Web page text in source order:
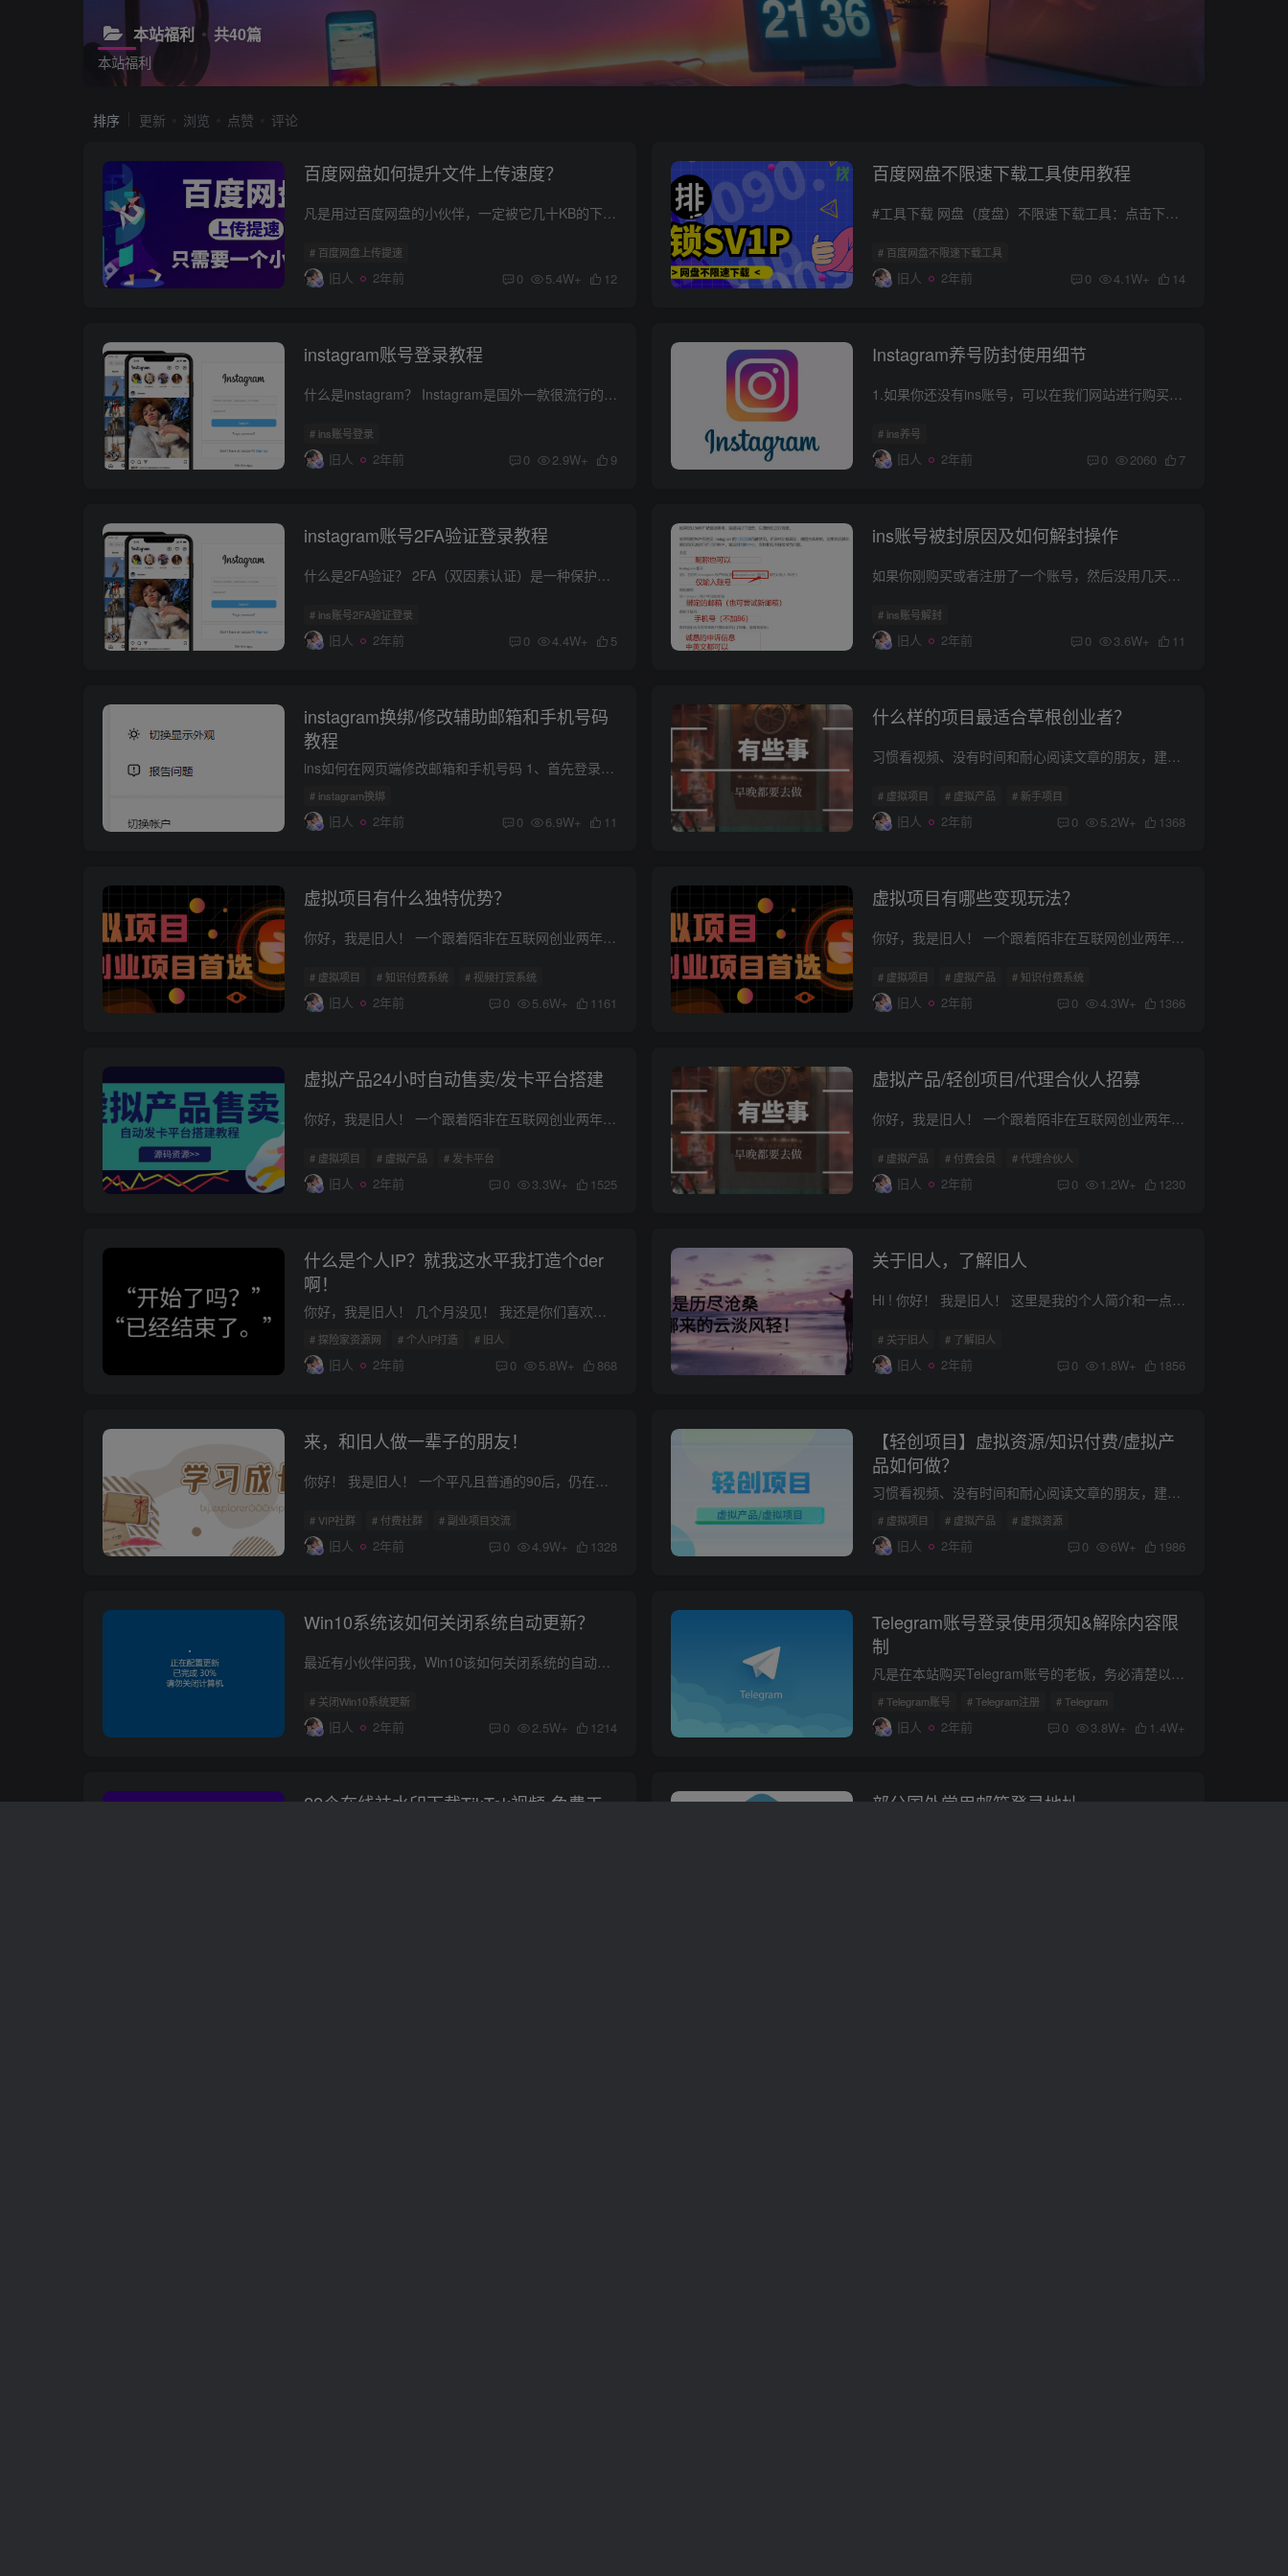
本站福利 共40篇
本站福利
排序 更新 浏览 点赞 评论
百度网盘如何提升文件上传速度？
凡是用过百度网盘的小伙伴，一定被它几十KB的下载速度折磨过，而且最无语的是，就算充了会员，传输速度升级，也只限于下载速度，上传速度不会变。 如果想要上传速度快，还要另寻他法。 大多数用...
# 百度网盘上传提速
旧人 2年前 0 5.4W+ 12
百度网盘不限速下载工具使用教程
#工具下载 网盘（度盘）不限速下载工具：点击下载 此工具仅支持Win电脑端。 #使用教程 1.将本站提供的工具下载完成后解压到本地，解压前先退出杀毒软件，切记。 2.此工具使用非常简单，解压完之...
# 百度网盘不限速下载工具
旧人 2年前 0 4.1W+ 14
instagram账号登录教程
什么是instagram？ Instagram是国外一款很流行的可以发照片和视频社交平台。 用户可以在手机上拍摄或上传图片和视频，然后添加滤镜、标签、文字和其他创意元素。人们可以对这些上传的视频或者照...
# ins账号登录
旧人 2年前 0 2.9W+ 9
Instagram养号防封使用细节
1.如果你还没有ins账号，可以在我们网站进行购买。请记住，ins风控比较严格，最好使用质量好的IP和设备进行登录，不要使用免费的线路，不要总是切换IP，最好稳定使用一条线路。 2.如果手机之前...
# ins养号
旧人 2年前 0 2060 7
instagram账号2FA验证登录教程
什么是2FA验证？ 2FA（双因素认证）是一种保护您在线账户安全的方法。它不仅仅需要您输入账号密码，还需要第二种身份验证方式。这就相当于你的第二个密码，国外的很多app账号差不多都采用了2FA...
# ins账号2FA验证登录
旧人 2年前 0 4.4W+ 5
ins账号被封原因及如何解封操作
如果你刚购买或者注册了一个账号，然后没用几天就被封号了，那想来一定是让人很不爽的。那么如何避免这种情况的出现呢，我们今天就来聊聊ins账号被封的几个原因，以及ins账号被封后该如何解封。...
# ins账号解封
旧人 2年前 0 3.6W+ 11
instagram换绑/修改辅助邮箱和手机号码
教程
ins如何在网页端修改邮箱和手机号码 1、首先登录网页版的instagram，如果你还没有ins账号，可以先在我们网站购买一个。 2、点击右下方的【设置】 3、点击在【账户中心查看详情】 4、点击【个人...
# instagram换绑
旧人 2年前 0 6.9W+ 11
什么样的项目最适合草根创业者？
习惯看视频、没有时间和耐心阅读文章的朋友，建议直接点击右上角的X！ 本文篇幅较长，但超级干货，句句都是一本正经的胡说八道，适合还在犹豫要不要搞钱的朋友阅读！ 你好，我是旧人！ 一个跟着...
# 虚拟项目 # 虚拟产品 # 新手项目
旧人 2年前 0 5.2W+ 1368
虚拟项目有什么独特优势？
你好，我是旧人！ 一个跟着陌非在互联网创业两年多、且毫无存在感的普通90后创业者。 新来的朋友！如果对我的文章感兴趣。 想对我以及我们的团队有个了解！可以先看一下我的个人介绍。 个人介绍...
# 虚拟项目 # 知识付费系统 # 视频打赏系统
旧人 2年前 0 5.6W+ 1161
虚拟项目有哪些变现玩法？
你好，我是旧人！ 一个跟着陌非在互联网创业两年多、且毫无存在感的普通90后创业者。 新来的朋友！如果对我的文章感兴趣。 想对我以及我们的团队有个了解！可以先看一下我的个人介绍。 个人介绍...
# 虚拟项目 # 虚拟产品 # 知识付费系统
旧人 2年前 0 4.3W+ 1366
虚拟产品24小时自动售卖/发卡平台搭建
你好，我是旧人！ 一个跟着陌非在互联网创业两年多、且毫无存在感的普通90后创业者。 新来的朋友！如果对我的文章感兴趣。 想对我以及我们的团队有个了解！可以先看一下我的个人介绍。 个人介绍...
# 虚拟项目 # 虚拟产品 # 发卡平台
旧人 2年前 0 3.3W+ 1525
虚拟产品/轻创项目/代理合伙人招募
你好，我是旧人！ 一个跟着陌非在互联网创业两年多、且毫无存在感的普通90后创业者。 新来的朋友！如果对我的文章感兴趣。 想对我以及我们的团队有个了解！可以先看一下我的个人介绍。 个人介绍...
# 虚拟产品 # 付费会员 # 代理合伙人
旧人 2年前 0 1.2W+ 1230
什么是个人IP？就我这水平我打造个der
啊！
你好，我是旧人！ 几个月没见！ 我还是你们喜欢的那个海外资源/魔法少女吗？ 做了这么久的海外业务，你们也只是知道我更新的教程很详细，做事很靠谱... 但平时因为比较忙，也没有跟你们多说过几...
# 探险家资源网 # 个人IP打造 # 旧人
旧人 2年前 0 5.8W+ 868
关于旧人，了解旧人
Hi ! 你好！ 我是旧人！ 这里是我的个人简介和一点个人经历。 旧人，一个互联网草根创业者，现混迹于海外资源/副业成长领域。 一个平凡且普通的90后，仍在路上不断探索，致力于有钱有闲有快乐，...
# 关于旧人 # 了解旧人
旧人 2年前 0 1.8W+ 1856
来，和旧人做一辈子的朋友！
你好！ 我是旧人！ 一个平凡且普通的90后，仍在路上不断探索，致力于有钱有闲有快乐，物质丰富和精神自由，至少要收获一个！ 有了这两年多的创业经历，也让我获取到了不少项目资源、人脉资源、...
# VIP社群 # 付费社群 # 副业项目交流
旧人 2年前 0 4.9W+ 1328
【轻创项目】虚拟资源/知识付费/虚拟产
品如何做？
习惯看视频、没有时间和耐心阅读文章的朋友，建议直接点击右上角的X！ 本文篇幅较长，但超级干货，句句都是一本正经的胡说八道，适合还在犹豫要不要搞钱的朋友阅读！ 你好，我是旧人！ 一个跟着...
# 虚拟项目 # 虚拟产品 # 虚拟资源
旧人 2年前 0 6W+ 1986
Win10系统该如何关闭系统自动更新？
最近有小伙伴问我，Win10该如何关闭系统的自动更新！ “我平常会使用4台Windows10计算机进行工作，但在使用过程中，其中的一台或两台计算机经常自动更新，导致Windows系统锁定，有时还自动重启...
# 关闭Win10系统更新
旧人 2年前 0 2.5W+ 1214
Telegram账号登录使用须知&解除内容限
制
凡是在本站购买Telegram账号的老板，务必清楚以下几点： 问题1：我以后换设备登录，或者重新登录怎么办？ 答案：首先，切记一点！你购买的账号，登录后不要退出，退出后无法再进行登录。 因为这...
# Telegram账号 # Telegram注册 # Telegram
旧人 2年前 0 3.8W+ 1.4W+
22个在线祛水印下载TikTok视频-免费工
部分国外常用邮箱登录地址